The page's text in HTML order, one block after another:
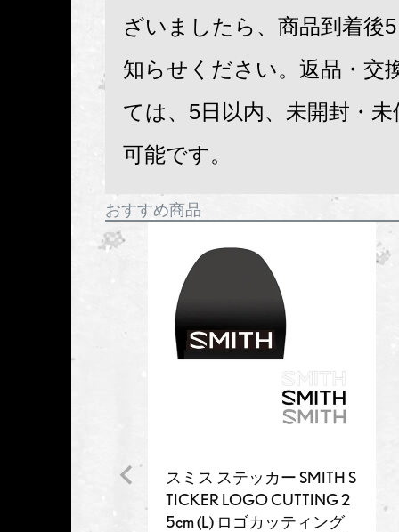
ざいましたら、商品到着後
知らせください。返品・交
ては、5日以内、未開封・
可能です。
おすすめ商品
スミス ステッカー SMITH S
TICKER LOGO CUTTING 2
5cm (L) ロゴカッティング